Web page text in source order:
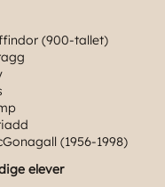
(900-tallet)
(1956-1998)
elever